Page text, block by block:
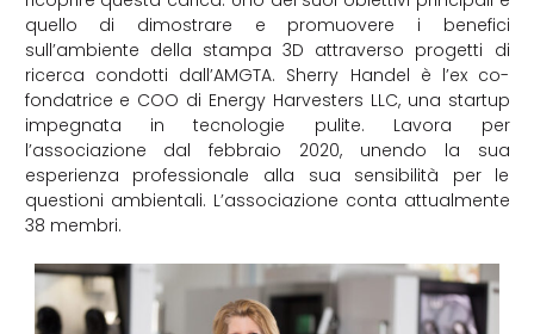
quello di dimostrare e promuovere i benefici
sull’ambiente della stampa 3D attraverso progetti di
ricerca condotti dall’AMGTA. Sherry Handel è l’ex co-
fondatrice e COO di Energy Harvesters LLC, una startup
impegnata in tecnologie pulite. Lavora per
l’associazione dal febbraio 2020, unendo la sua
esperienza professionale alla sua sensibilità per le
questioni ambientali. L’associazione conta attualmente
38 membri.